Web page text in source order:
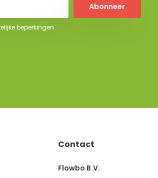
Abonneer
beperkingen
Contact
Flowbo B.V.